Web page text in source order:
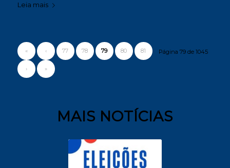
Leia mais
Página 79 de 1045
« ‹ 77 78 79 80 81
› »
MAIS NOTÍCIAS